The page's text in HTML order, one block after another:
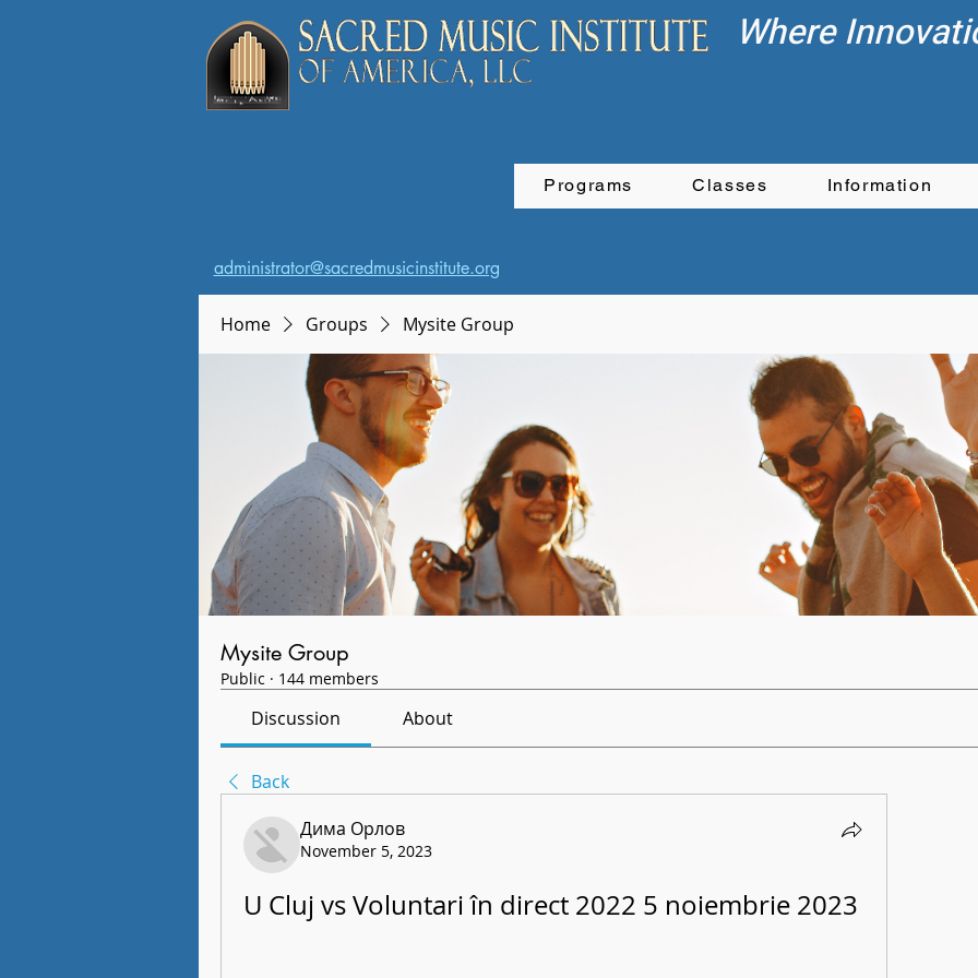
Where
Programs Classes Information
administrator@sacredmusicinstitute.org
Home Groups Mysite Group
Mysite Group
Public · 144 members
Discussion About
Back
Дима Орлов
November 5, 2023
U Cluj vs Voluntari în direct 2022 5 noiembrie 2023